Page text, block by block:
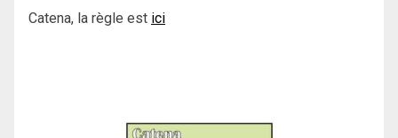
Catena, la règle est ici